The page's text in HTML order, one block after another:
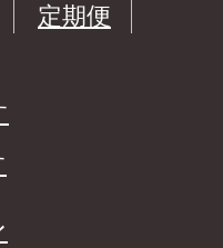
定期便